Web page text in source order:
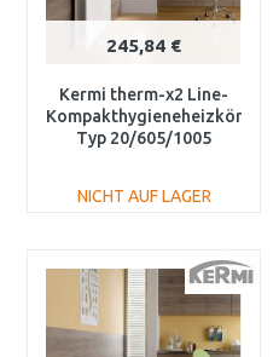
245,84 €
Kermi therm-x2 Line-
Kompakthygieneheizkörper
Typ 20/605/1005
NICHT AUF LAGER
Vergleichen